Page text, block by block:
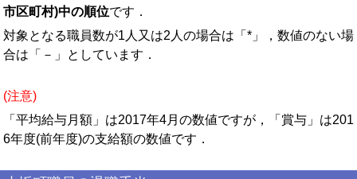
市区町村)中の順位です．
対象となる職員数が1人又は2人の場合は「*」，数値のない場
合は「－」としています．
(注意)
「平均給与月額」は2017年4月の数値ですが，「賞与」は201
6年度(前年度)の支給額の数値です．